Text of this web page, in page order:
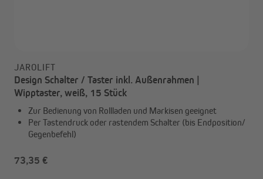
JAROLIFT
Design Schalter / Taster inkl. Außenrahmen |
Wipptaster, weiß, 15 Stück
Zur Bedienung von Rollladen und Markisen geeignet
Per Tastendruck oder rastendem Schalter (bis Endposition/
Gegenbefehl)
73,35 €